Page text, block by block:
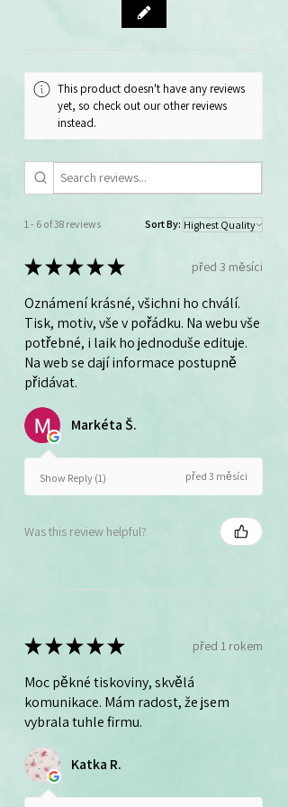
This product doesn't have any reviews
yet, so check out our other reviews
instead.
1 - 6 of 38 reviews Sort By:
★★★★★ před 3 měsíci
Oznámení krásné, všichni ho chválí.
Tisk, motiv, vše v pořádku. Na webu vše
potřebné, i laik ho jednoduše edituje.
Na web se dají informace postupně
přidávat.
Markéta Š.
Show Reply (1) před 3 měsíci
Was this review helpful?
★★★★★ před 1 rokem
Moc pěkné tiskoviny, skvělá
komunikace. Mám radost, že jsem
vybrala tuhle firmu.
Katka R.